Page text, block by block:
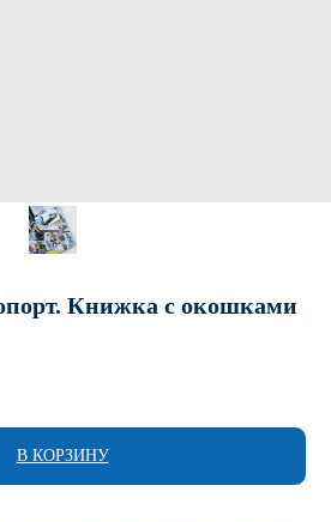
Книжка с окошками
В КОРЗИНУ